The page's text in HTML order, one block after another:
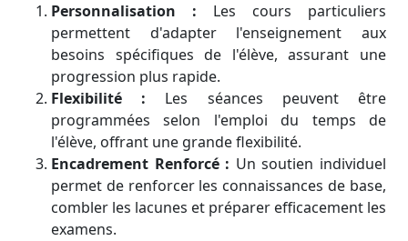
Personnalisation : Les cours particuliers
permettent d'adapter l'enseignement aux
besoins spécifiques de l'élève, assurant une
progression plus rapide.
Flexibilité : Les séances peuvent être
programmées selon l'emploi du temps de
l'élève, offrant une grande flexibilité.
Encadrement Renforcé : Un soutien individuel
permet de renforcer les connaissances de base,
combler les lacunes et préparer efficacement les
examens.